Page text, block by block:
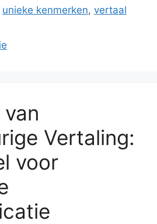
unieke kenmerken, vertaal
Vertaling:
voor